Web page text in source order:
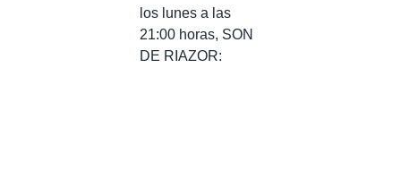
los lunes a las
21:00 horas, SON
DE RIAZOR: